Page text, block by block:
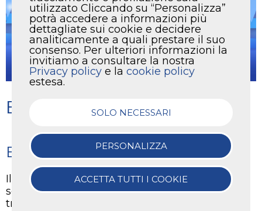
Buone Feste da KTC!
Buon Natale e Felice 2026!
Il 2025 è stato un anno costruttivo per KTC,
scandito da sfide stimolanti e importanti
traguardi tecnologici.
utilizzato Cliccando su “Personalizza”
potrà accedere a informazioni più
dettagliate sui cookie e decidere
analiticamente a quali prestare il suo
consenso. Per ulteriori informazioni la
invitiamo a consultare la nostra
Privacy policy e la cookie policy
estesa.
SOLO NECESSARI
PERSONALIZZA
ACCETTA TUTTI I COOKIE